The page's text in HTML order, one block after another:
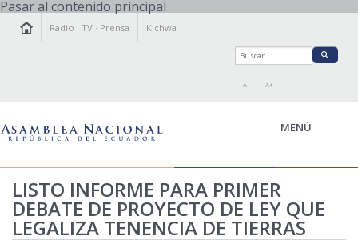
Pasar al contenido principal
Radio ·TV · Prensa Kichwa
A- A+
MENÚ
LA ASAMBLEA
LEGISLAMOS
LISTO INFORME PARA PRIMER
DEBATE DE PROYECTO DE LEY QUE
LEGALIZA TENENCIA DE TIERRAS